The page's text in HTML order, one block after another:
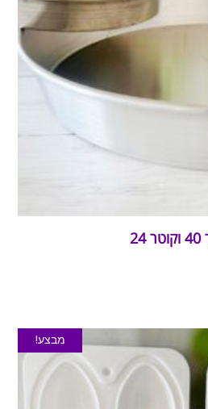
מבצע!